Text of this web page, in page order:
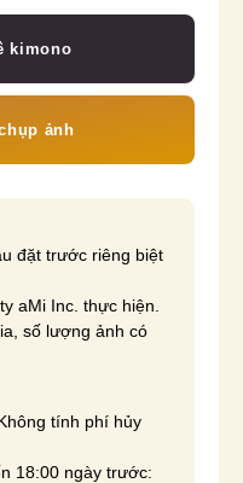
kimono
ảnh
đặt trước riêng biệt
aMi Inc. thực hiện.
số lượng ảnh có
tính phí hủy
18:00 ngày trước: